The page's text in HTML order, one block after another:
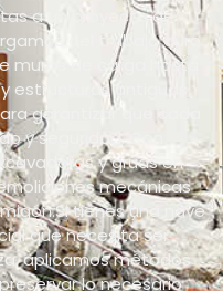
a un proyecto de
del trabajo duro.
muros de carga hasta
antiguas,
garantizar que cada
y seguridad. Con
y grúas en
mecánicas
tienes una nave
que necesita ser
aplicamos métodos
lo necesario